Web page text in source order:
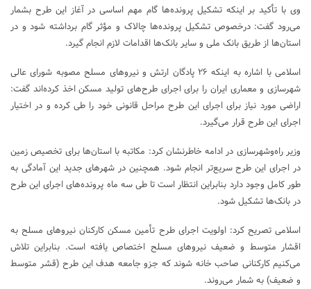
وی با تأکید بر اینکه تشکیل پرونده‌ها گام مهم اساسی در آغاز این طرح بشمار
می‌رود گفت: درخصوص تشکیل پرونده‌ها چالاک و مؤثر گام برداشته شود و در
استان‌ها از طریق بانک ملی و سایر بانک‌ها اقدامات لازم انجام گیرد.
اسلامی با اشاره به اینکه ۲۶ پادگان ارتش و نیروهای مسلح مصوبه شورای عالی
شهرسازی و معماری ایران را برای اجرای طرح‌های تولید مسکن اخذ کرده‌اند گفت:
اراضی مورد نیاز برای اجرای این طرح مراحل قانونی خود را طی کرده و در اختیار
اجرای این طرح قرار می‌گیرد.
وزیر راه‌وشهرسازی در ادامه خاطرنشان کرد: مکاتبه با استان‌ها برای تخصیص زمین
در اجرای این طرح سریع‌تر انجام شود. همچنین در شهرهای جدید این آمادگی به
طور کامل وجود دارد بنابراین انتظار است تا طی سه ماه پرونده‌های اجرای این طرح
در بانک‌ها تشکیل شود.
اسلامی تصریح کرد: اولویت اجرای طرح تأمین مسکن کارکنان نیروهای مسلح به
اقشار متوسط و ضعیف نیروهای مسلح اختصاص یافته است. بنابراین تلاش
می‌کنیم کارکنانی صاحب خانه شوند که جزو جامعه هدف این طرح (قشر متوسط
و ضعیف) به شمار می‌روند.